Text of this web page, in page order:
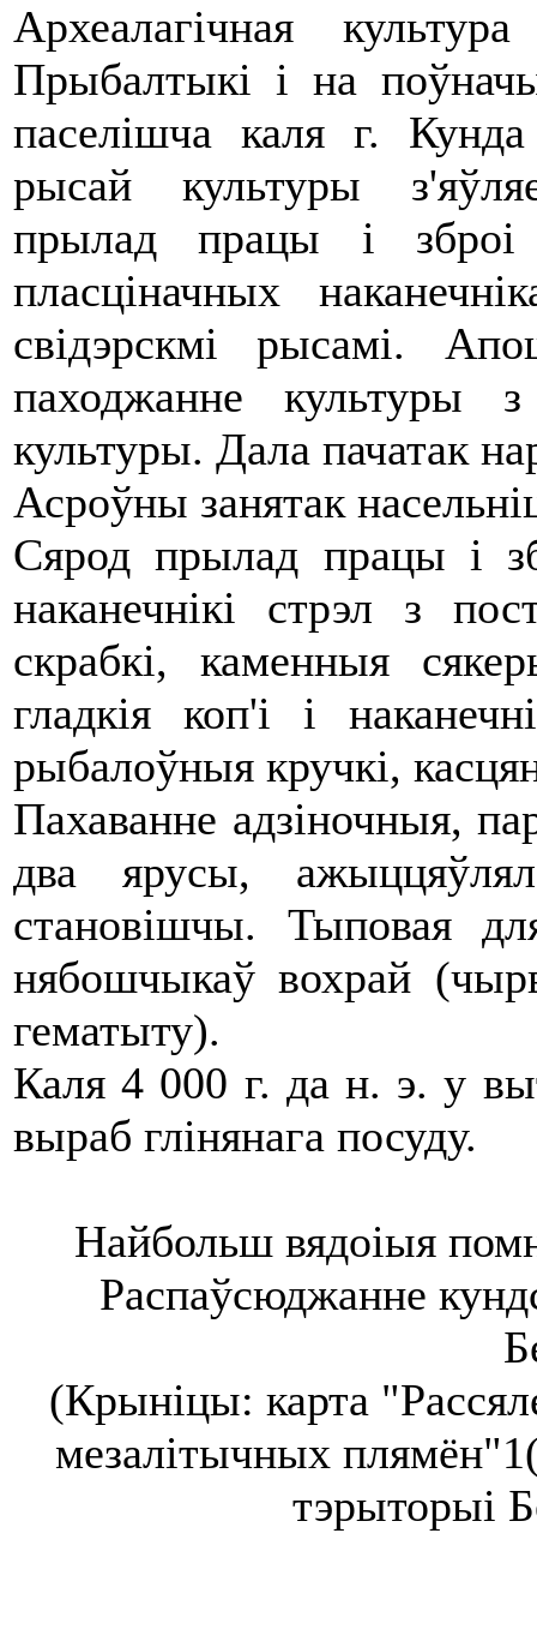
Археалагiчная
Прыбалтыкі і на
паселішча каля г.
рысай культуры
прылад працы і
пласціначных
свідэрскмі рысамі.
паходжанне культуры
культуры. Дала пачатак
Асроўны занятак
Сярод прылад працы і
наканечнікі стрэл з
скрабкі, каменныя
гладкія коп'і і
рыбалоўныя кручкі,
Пахаванне адзіночныя,
два ярусы,
становішчы. Тыповая
нябошчыкаў вохрай
гематыту).
Каля 4 000 г. да н. э. у
выраб глінянага посуду.
Найбольш вядоіыя
Распаўсюджанне
(Крыніцы: карта
мезалітычных
тэрыторыі